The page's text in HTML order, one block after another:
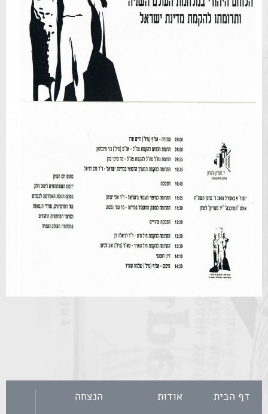
דף הבית אודות הנצחה